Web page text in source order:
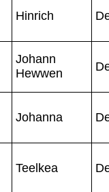
Hinrich
Johann
Hewwen
Johanna
Teelkea